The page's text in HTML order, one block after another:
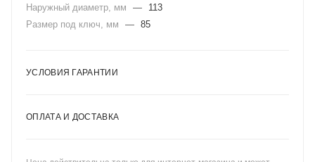
Наружный диаметр, мм —
113
Размер под ключ, мм
— 85
УСЛОВИЯ ГАРАНТИИ
ОПЛАТА И ДОСТАВКА